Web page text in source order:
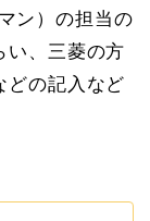
ン）の担当の
い、三菱の方
どの記入など